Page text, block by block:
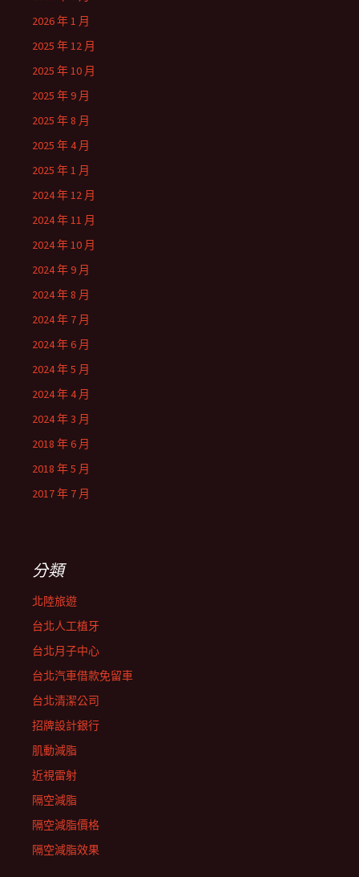
2026 年 1 月
2025 年 12 月
2025 年 10 月
2025 年 9 月
2025 年 8 月
2025 年 4 月
2025 年 1 月
2024 年 12 月
2024 年 11 月
2024 年 10 月
2024 年 9 月
2024 年 8 月
2024 年 7 月
2024 年 6 月
2024 年 5 月
2024 年 4 月
2024 年 3 月
2018 年 6 月
2018 年 5 月
2017 年 7 月
分類
北陸旅遊
台北人工植牙
台北月子中心
台北汽車借款免留車
台北清潔公司
招牌設計銀行
肌動減脂
近視雷射
隔空減脂
隔空減脂價格
隔空減脂效果